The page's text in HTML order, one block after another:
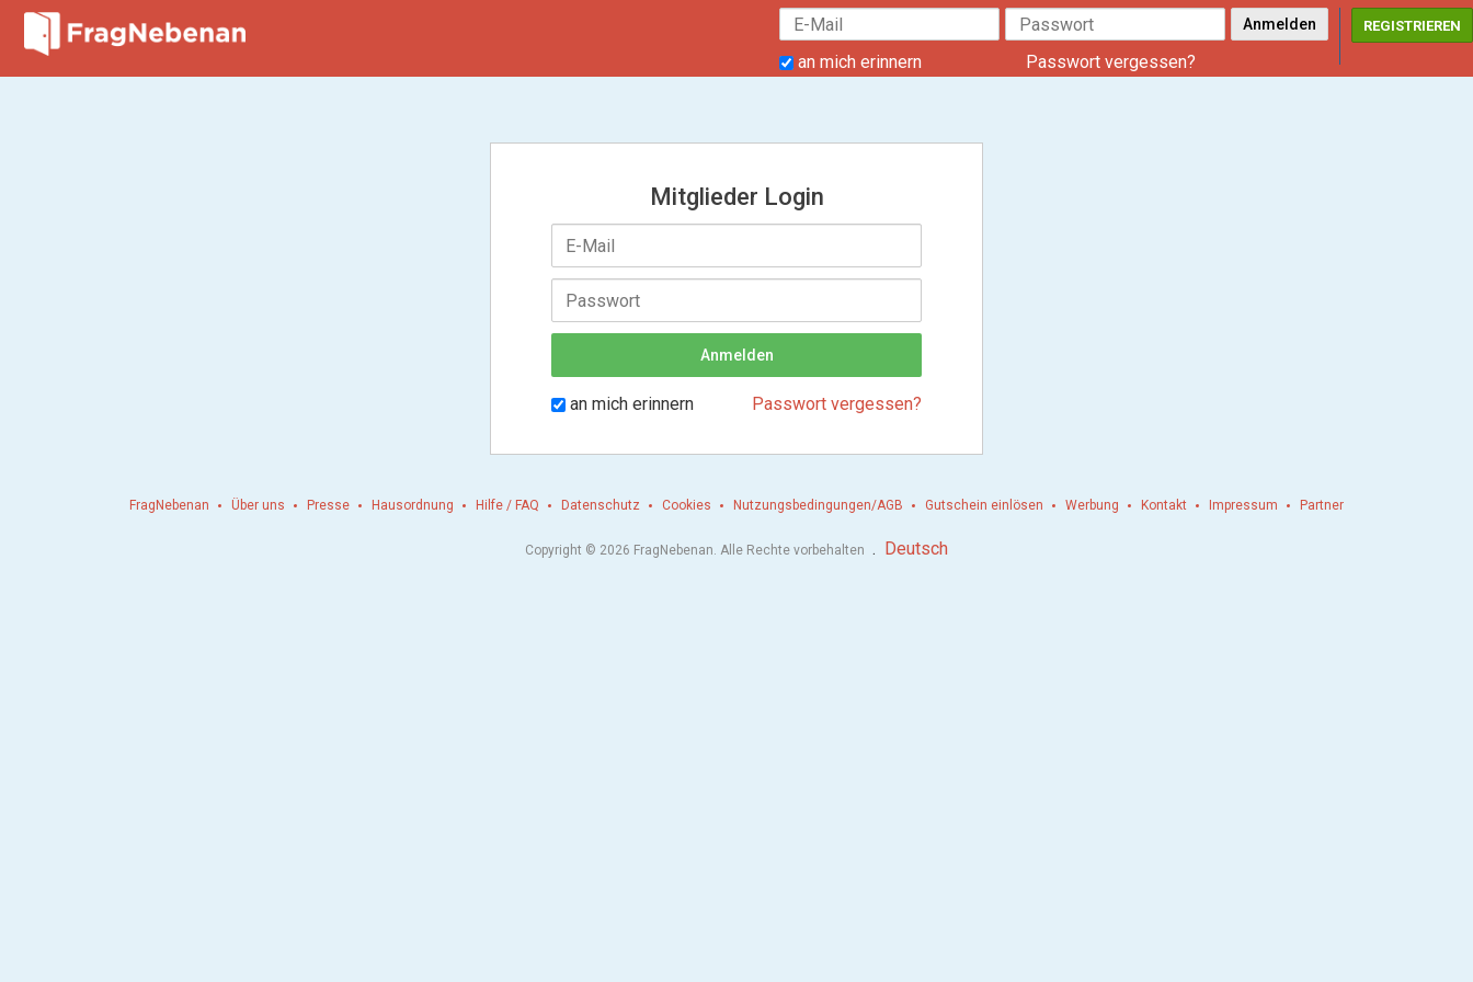
an mich erinnern Passwort vergessen?
REGISTRIEREN
Mitglieder Login
an mich erinnern Passwort vergessen?
FragNebenan Über uns Presse Hausordnung Hilfe / FAQ Datenschutz Cookies Nutzungsbedingungen/AGB Gutschein einlösen Werbung Kontakt Impressum Partner
Copyright © 2026 FragNebenan. Alle Rechte vorbehalten . Deutsch